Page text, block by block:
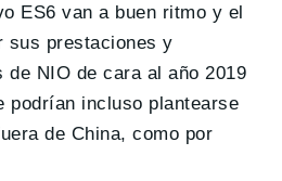
ES6 van a buen ritmo y el
sus prestaciones y
NIO de cara al año 2019
podrían incluso plantearse
de China, como por